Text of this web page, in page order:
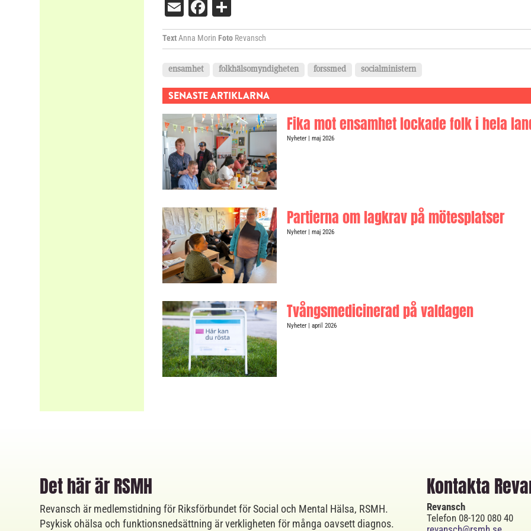
EmailFacebook
TextAnna Morin FotoRevansch
ensamhet folkhälsomyndigheten forssmed socialministern
SENASTE ARTIKLARNA
Fika mot ensamhet lockade folk i hela
Nyheter| maj 2026
Partierna om lagkrav på mötesplatser
Nyheter| maj 2026
Tvångsmedicinerad på valdagen
Nyheter| april 2026
Det här är RSMH
Revansch är medlemstidning för Riksförbundet för Social och Mental Hälsa, RSMH.
Psykisk ohälsa och funktionsnedsättning är verkligheten för många oavsett diagnos.
Kontakta
Revansch
Telefon 08-120 080 40